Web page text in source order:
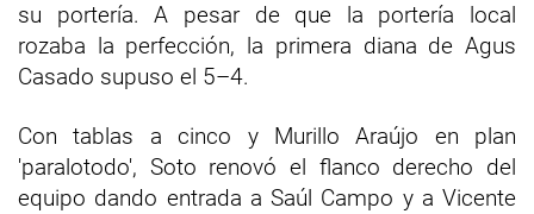
su portería. A pesar de que la portería local
rozaba la perfección, la primera diana de Agus
Casado supuso el 5–4.
Con tablas a cinco y Murillo Araújo en plan
'paralotodo', Soto renovó el flanco derecho del
equipo dando entrada a Saúl Campo y a Vicente